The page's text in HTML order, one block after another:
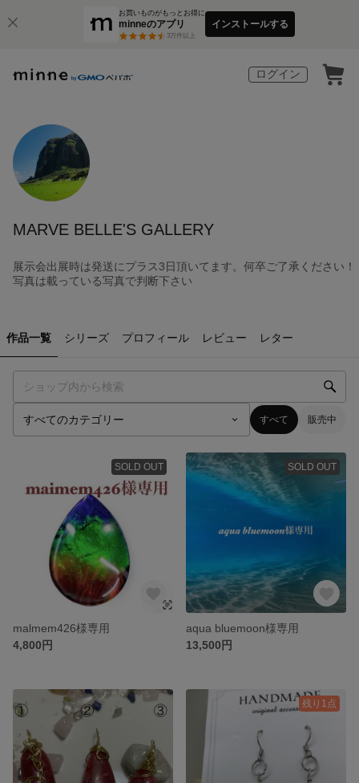
お買いものがもっとお得に
minneのアプリ
3万件以上
インストールする
ログイン
MARVE BELLE'S GALLERY
展示会出展時は発送にプラス3日頂いてます。何卒ご了承ください！
写真は載っている写真で判断下さい
作品一覧 シリーズ プロフィール レビュー レター
すべて 販売中
SOLD OUT
malmem426様専用
4,800円
SOLD OUT
aqua bluemoon様専用
13,500円
残り1点